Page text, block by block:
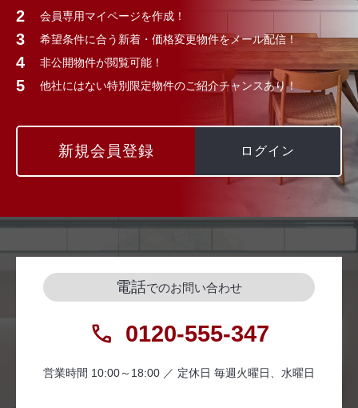
会員専用マイページを作成！
希望条件に合う新着・価格変更物件をメール配信！
非公開物件が閲覧可能！
他社にはない特別限定物件のご紹介チャンスあり！
新規会員登録 ログイン
電話でのお問い合わせ
0120-555-347
営業時間 10:00～18:00 ／ 定休日 毎週火曜日、水曜日